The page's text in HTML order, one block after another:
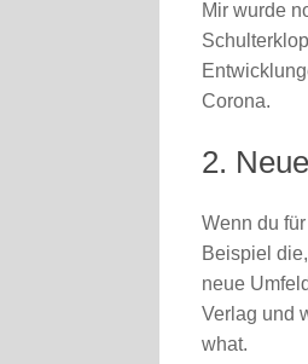
Mir wurde
Corona.
2.
Wenn du
Beispiel
neue
Verlag und
what.